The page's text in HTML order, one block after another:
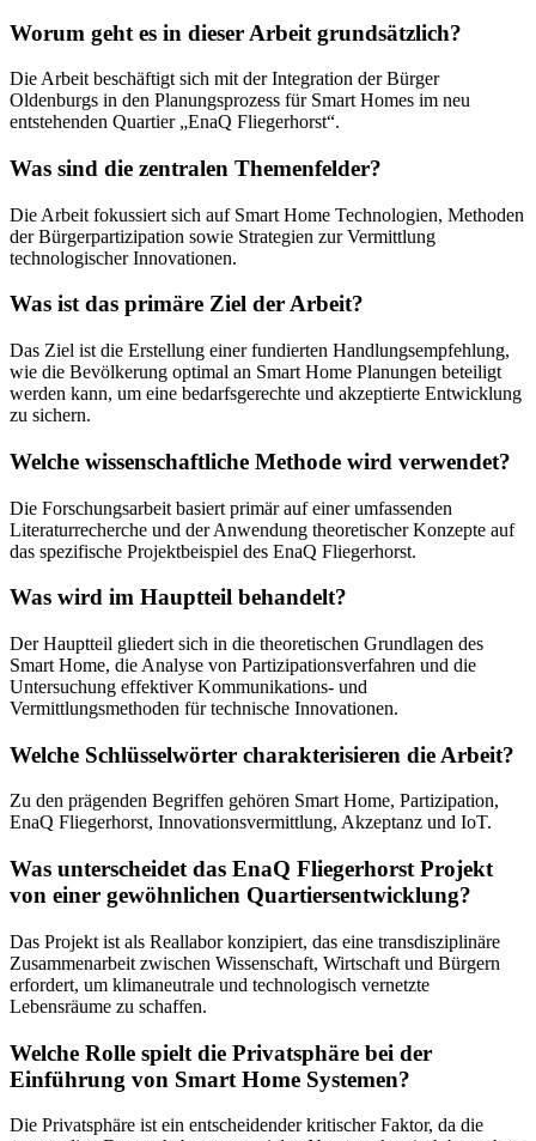
Worum geht es in dieser Arbeit grundsätzlich?
Die Arbeit beschäftigt sich mit der Integration der Bürger
Oldenburgs in den Planungsprozess für Smart Homes im neu
entstehenden Quartier „EnaQ Fliegerhorst“.
Was sind die zentralen Themenfelder?
Die Arbeit fokussiert sich auf Smart Home Technologien, Methoden
der Bürgerpartizipation sowie Strategien zur Vermittlung
technologischer Innovationen.
Was ist das primäre Ziel der Arbeit?
Das Ziel ist die Erstellung einer fundierten Handlungsempfehlung,
wie die Bevölkerung optimal an Smart Home Planungen beteiligt
werden kann, um eine bedarfsgerechte und akzeptierte Entwicklung
zu sichern.
Welche wissenschaftliche Methode wird verwendet?
Die Forschungsarbeit basiert primär auf einer umfassenden
Literaturrecherche und der Anwendung theoretischer Konzepte auf
das spezifische Projektbeispiel des EnaQ Fliegerhorst.
Was wird im Hauptteil behandelt?
Der Hauptteil gliedert sich in die theoretischen Grundlagen des
Smart Home, die Analyse von Partizipationsverfahren und die
Untersuchung effektiver Kommunikations- und
Vermittlungsmethoden für technische Innovationen.
Welche Schlüsselwörter charakterisieren die Arbeit?
Zu den prägenden Begriffen gehören Smart Home, Partizipation,
EnaQ Fliegerhorst, Innovationsvermittlung, Akzeptanz und IoT.
Was unterscheidet das EnaQ Fliegerhorst Projekt
von einer gewöhnlichen Quartiersentwicklung?
Das Projekt ist als Reallabor konzipiert, das eine transdisziplinäre
Zusammenarbeit zwischen Wissenschaft, Wirtschaft und Bürgern
erfordert, um klimaneutrale und technologisch vernetzte
Lebensräume zu schaffen.
Welche Rolle spielt die Privatsphäre bei der
Einführung von Smart Home Systemen?
Die Privatsphäre ist ein entscheidender kritischer Faktor, da die